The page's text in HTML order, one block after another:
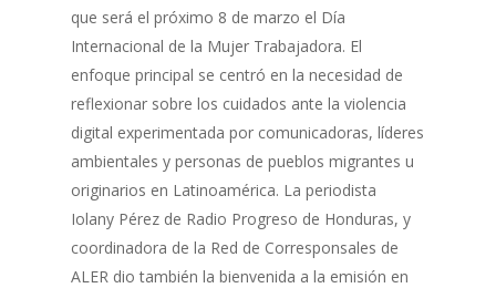
que será el próximo 8 de marzo el Día
Internacional de la Mujer Trabajadora. El
enfoque principal se centró en la necesidad de
reflexionar sobre los cuidados ante la violencia
digital experimentada por comunicadoras, líderes
ambientales y personas de pueblos migrantes u
originarios en Latinoamérica. La periodista
Iolany Pérez de Radio Progreso de Honduras, y
coordinadora de la Red de Corresponsales de
ALER dio también la bienvenida a la emisión en